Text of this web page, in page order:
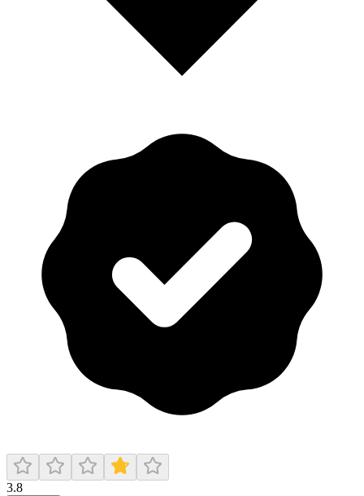
3.8